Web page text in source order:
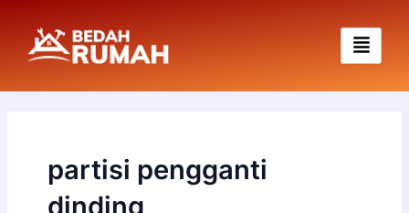
content
partisi pengganti
dinding